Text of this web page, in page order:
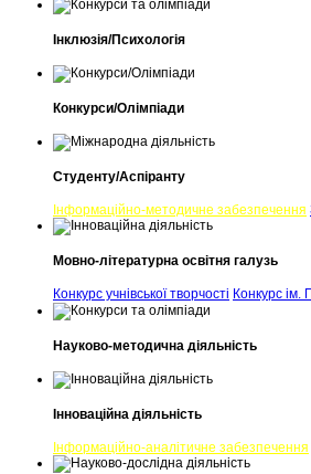
Інклюзія/Психологія
Конкурси/Олімпіади
Студенту/Аспіранту
Інформаційно-методичне забезпечення
Мовно-літературна освітня галузь
Конкурс учнівської творчості Конкурс ім.
Науково-методична діяльність
Інноваційна діяльність
Iнформаційно-аналітичне забезпечення